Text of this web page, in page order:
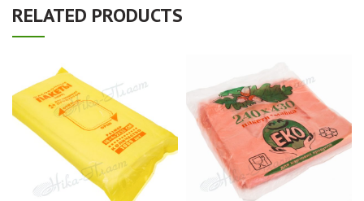
RELATED PRODUCTS